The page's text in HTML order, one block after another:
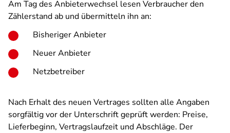
Am Tag des Anbieterwechsel lesen Verbraucher den
Zählerstand ab und übermitteln ihn an:
Bisheriger Anbieter
Neuer Anbieter
Netzbetreiber
Nach Erhalt des neuen Vertrages sollten alle Angaben
sorgfältig vor der Unterschrift geprüft werden: Preise,
Lieferbeginn, Vertragslaufzeit und Abschläge. Der